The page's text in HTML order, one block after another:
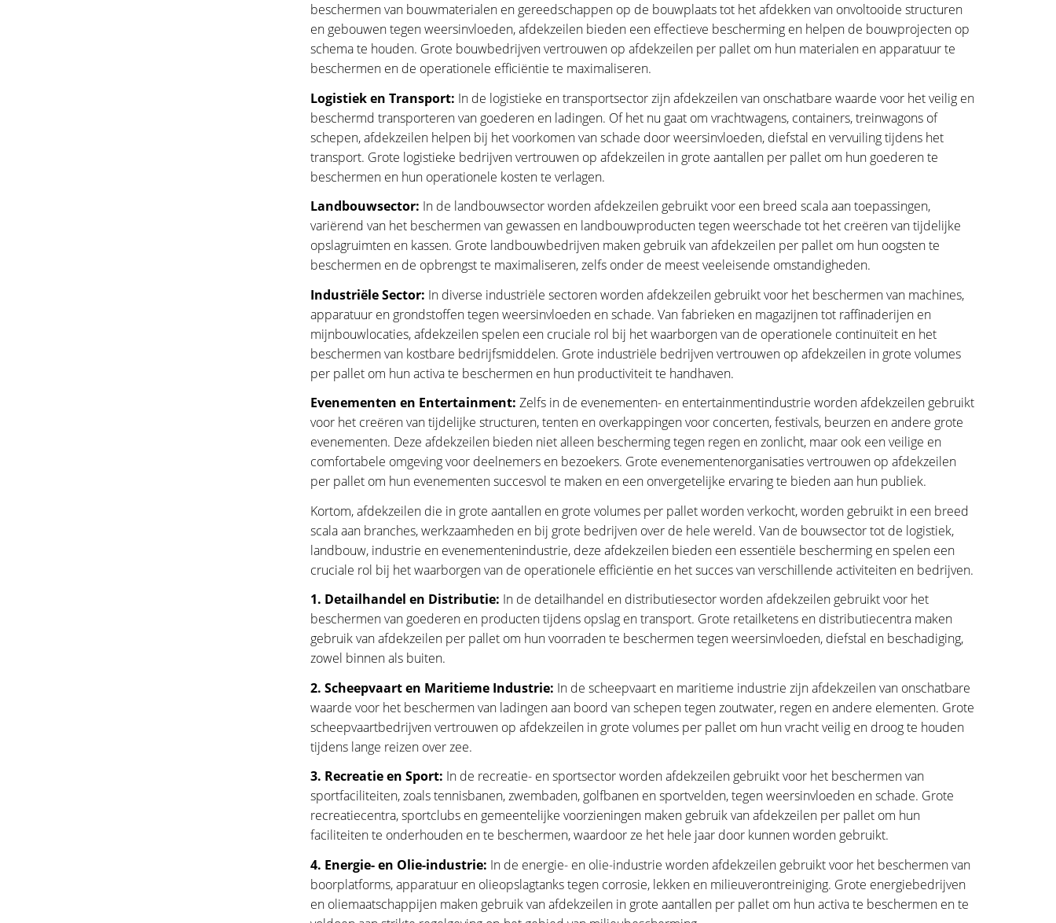
beschermen van bouwmaterialen en gereedschappen op de bouwplaats tot het afdekken van onvoltooide structuren
en gebouwen tegen weersinvloeden, afdekzeilen bieden een effectieve bescherming en helpen de bouwprojecten op
schema te houden. Grote bouwbedrijven vertrouwen op afdekzeilen per pallet om hun materialen en apparatuur te
beschermen en de operationele efficiëntie te maximaliseren.
Logistiek en Transport: In de logistieke en transportsector zijn afdekzeilen van onschatbare waarde voor het veilig en
beschermd transporteren van goederen en ladingen. Of het nu gaat om vrachtwagens, containers, treinwagons of
schepen, afdekzeilen helpen bij het voorkomen van schade door weersinvloeden, diefstal en vervuiling tijdens het
transport. Grote logistieke bedrijven vertrouwen op afdekzeilen in grote aantallen per pallet om hun goederen te
beschermen en hun operationele kosten te verlagen.
Landbouwsector: In de landbouwsector worden afdekzeilen gebruikt voor een breed scala aan toepassingen,
variërend van het beschermen van gewassen en landbouwproducten tegen weerschade tot het creëren van tijdelijke
opslagruimten en kassen. Grote landbouwbedrijven maken gebruik van afdekzeilen per pallet om hun oogsten te
beschermen en de opbrengst te maximaliseren, zelfs onder de meest veeleisende omstandigheden.
Industriële Sector: In diverse industriële sectoren worden afdekzeilen gebruikt voor het beschermen van machines,
apparatuur en grondstoffen tegen weersinvloeden en schade. Van fabrieken en magazijnen tot raffinaderijen en
mijnbouwlocaties, afdekzeilen spelen een cruciale rol bij het waarborgen van de operationele continuïteit en het
beschermen van kostbare bedrijfsmiddelen. Grote industriële bedrijven vertrouwen op afdekzeilen in grote volumes
per pallet om hun activa te beschermen en hun productiviteit te handhaven.
Evenementen en Entertainment: Zelfs in de evenementen- en entertainmentindustrie worden afdekzeilen gebruikt
voor het creëren van tijdelijke structuren, tenten en overkappingen voor concerten, festivals, beurzen en andere grote
evenementen. Deze afdekzeilen bieden niet alleen bescherming tegen regen en zonlicht, maar ook een veilige en
comfortabele omgeving voor deelnemers en bezoekers. Grote evenementenorganisaties vertrouwen op afdekzeilen
per pallet om hun evenementen succesvol te maken en een onvergetelijke ervaring te bieden aan hun publiek.
Kortom, afdekzeilen die in grote aantallen en grote volumes per pallet worden verkocht, worden gebruikt in een breed
scala aan branches, werkzaamheden en bij grote bedrijven over de hele wereld. Van de bouwsector tot de logistiek,
landbouw, industrie en evenementenindustrie, deze afdekzeilen bieden een essentiële bescherming en spelen een
cruciale rol bij het waarborgen van de operationele efficiëntie en het succes van verschillende activiteiten en bedrijven.
1. Detailhandel en Distributie: In de detailhandel en distributiesector worden afdekzeilen gebruikt voor het
beschermen van goederen en producten tijdens opslag en transport. Grote retailketens en distributiecentra maken
gebruik van afdekzeilen per pallet om hun voorraden te beschermen tegen weersinvloeden, diefstal en beschadiging,
zowel binnen als buiten.
2. Scheepvaart en Maritieme Industrie: In de scheepvaart en maritieme industrie zijn afdekzeilen van onschatbare
waarde voor het beschermen van ladingen aan boord van schepen tegen zoutwater, regen en andere elementen. Grote
scheepvaartbedrijven vertrouwen op afdekzeilen in grote volumes per pallet om hun vracht veilig en droog te houden
tijdens lange reizen over zee.
3. Recreatie en Sport: In de recreatie- en sportsector worden afdekzeilen gebruikt voor het beschermen van
sportfaciliteiten, zoals tennisbanen, zwembaden, golfbanen en sportvelden, tegen weersinvloeden en schade. Grote
recreatiecentra, sportclubs en gemeentelijke voorzieningen maken gebruik van afdekzeilen per pallet om hun
faciliteiten te onderhouden en te beschermen, waardoor ze het hele jaar door kunnen worden gebruikt.
4. Energie- en Olie-industrie: In de energie- en olie-industrie worden afdekzeilen gebruikt voor het beschermen van
boorplatforms, apparatuur en olieopslagtanks tegen corrosie, lekken en milieuverontreiniging. Grote energiebedrijven
en oliemaatschappijen maken gebruik van afdekzeilen in grote aantallen per pallet om hun activa te beschermen en te